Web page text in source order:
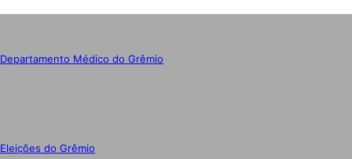
Departamento Médico do Grêmio
Eleições do Grêmio